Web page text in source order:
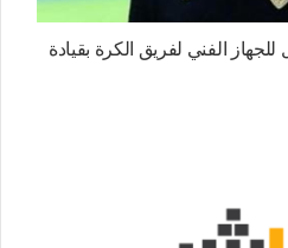
الفني لفريق الكرة بقيادة